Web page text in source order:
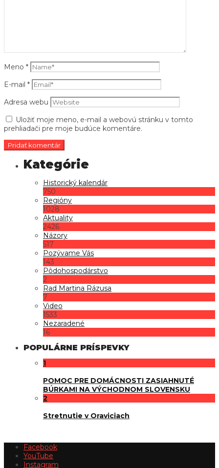
Meno *
E-mail *
Adresa webu
Uložiť moje meno, e-mail a webovú stránku v tomto
prehliadači pre moje budúce komentáre.
Historický kalendár
750
Regióny
1028
Aktuality
2426
Názory
517
Pozývame Vás
143
Pôdohospodárstvo
2
Rad Martina Rázusa
7
Video
1533
Nezaradené
16
POPULÁRNE PRÍSPEVKY
1
POMOC PRE DOMÁCNOSTI ZASIAHNUTÉ
BÚRKAMI NA VÝCHODNOM SLOVENSKU
2
Stretnutie v Oraviciach
Facebook
YouTube
Instagram